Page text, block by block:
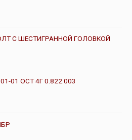
С ШЕСТИГРАННОЙ ГОЛОВКОЙ
01 ОСТ 4Г 0.822.003